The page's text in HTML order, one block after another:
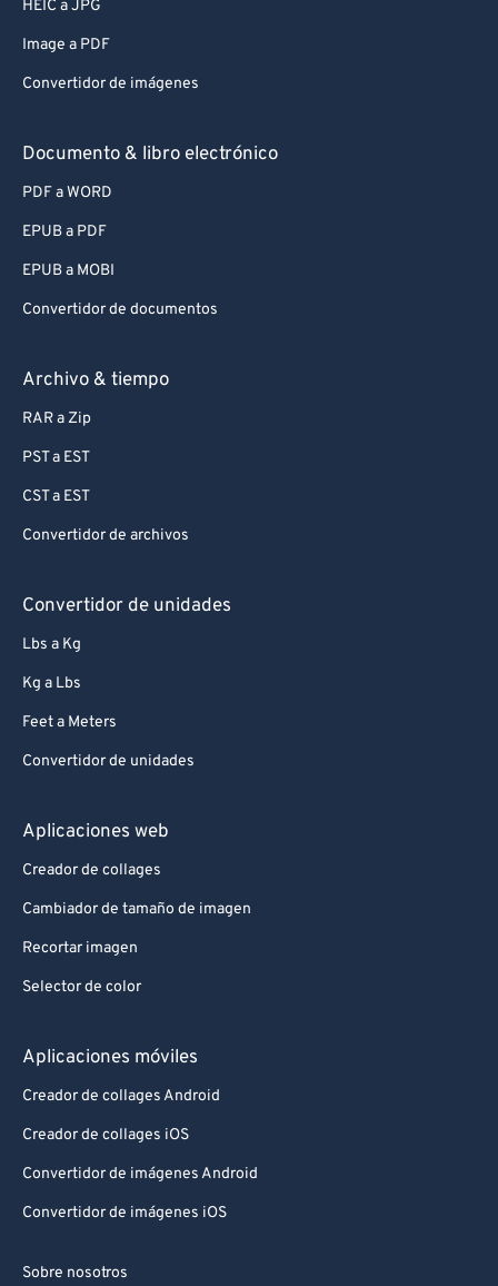
HEIC a JPG
Image a PDF
Convertidor de imágenes
Documento & libro electrónico
PDF a WORD
EPUB a PDF
EPUB a MOBI
Convertidor de documentos
Archivo & tiempo
RAR a Zip
PST a EST
CST a EST
Convertidor de archivos
Convertidor de unidades
Lbs a Kg
Kg a Lbs
Feet a Meters
Convertidor de unidades
Aplicaciones web
Creador de collages
Cambiador de tamaño de imagen
Recortar imagen
Selector de color
Aplicaciones móviles
Creador de collages Android
Creador de collages iOS
Convertidor de imágenes Android
Convertidor de imágenes iOS
Sobre nosotros